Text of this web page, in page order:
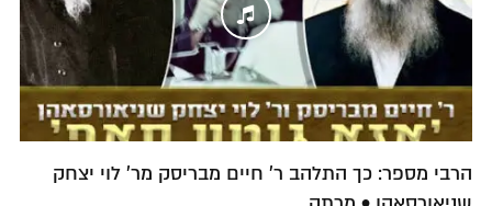
הרבי מספר: כך התלהב ר' חיים מבריסק מר' לוי יצחק